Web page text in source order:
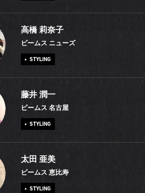
のある広い家でフレンチブルドッグを飼う
スーツを着ることが辛くなり、「アパレル
幼い頃は、服好きの母がビビッドカラーの
で洋服が買えるようになると原宿や渋谷に
B:MING by BEAMS＞をもっと多くの方に
！
高知」は、街からちょっとだけ離れた場所に
す。スタッフたちはみんな仲が良く、仕事
見をしたりするのですが、桜の名所である
ちょっと苦手。でも宴は好きなので、スタ
そして水曜日の夜は小学生の頃から続けて
所属して、毎年5月に開催される異業種の
は保育士になりたくて専門学校に通う一方
に就職。この10年間は毎日が楽しくて
しています。
高橋 莉奈子
ビームス ニューズ
STYLING
ァッションが大好きです。オリーブ系の色
ルーが似合うこともあって海軍モノに惹か
ー」はシルエットも綺麗で、洋服としても
性について考えながら、実際に着用して戦
す。こんな私ですが、実は、6年間保育士
じる要素を持ち、ブレないテーマで普遍的
藤井 潤一
ビームス 名古屋
STYLING
時、友達がかっこいいGジャンを持っていて
ン・カジュアルが大好きです。BEAMSで
ルの服を着るようになりましたが、常にベ
太田 亜美
ビームス 恵比寿
STYLING